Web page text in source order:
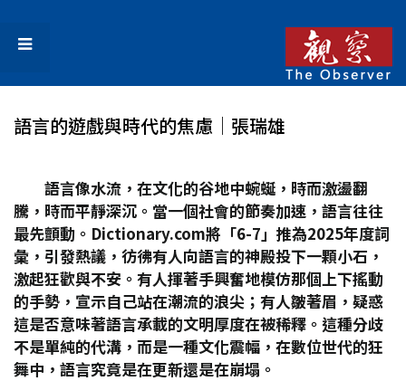
語言的遊戲與時代的焦慮│張瑞雄
語言像水流，在文化的谷地中蜿蜒，時而激盪翻
騰，時而平靜深沉。當一個社會的節奏加速，語言往往
最先顫動。Dictionary.com將「6-7 」推為2025年度詞
彙，引發熱議，彷彿有人向語言的神殿投下一顆小石，
激起狂歡與不安。有人揮著手興奮地模仿那個上下搖動
的手勢，宣示自己站在潮流的浪尖；有人皺著眉，疑惑
這是否意味著語言承載的文明厚度在被稀釋。這種分歧
不是單純的代溝，而是一種文化震幅，在數位世代的狂
舞中，語言究竟是在更新還是在崩塌。